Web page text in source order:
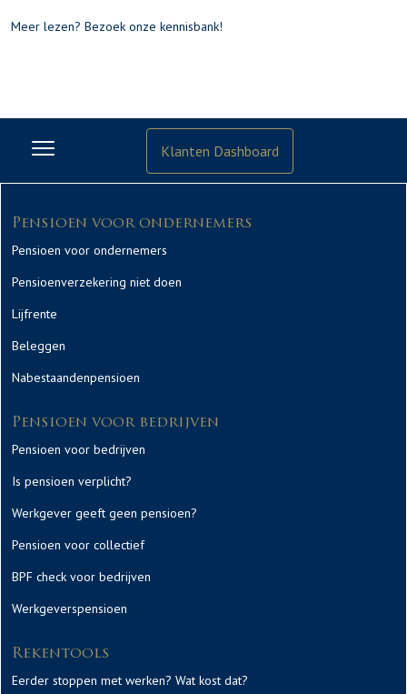
Meer lezen? Bezoek onze kennisbank!
Klanten Dashboard
Pensioen voor ondernemers
Pensioen voor ondernemers
Pensioenverzekering niet doen
Lijfrente
Beleggen
Nabestaandenpensioen
Pensioen voor bedrijven
Pensioen voor bedrijven
Is pensioen verplicht?
Werkgever geeft geen pensioen?
Pensioen voor collectief
BPF check voor bedrijven
Werkgeverspensioen
Rekentools
Eerder stoppen met werken? Wat kost dat?